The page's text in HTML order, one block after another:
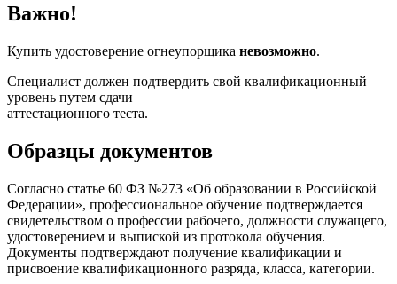
Важно!
Купить удостоверение огнеупорщика невозможно.
Специалист должен подтвердить свой квалификационный
уровень путем сдачи
аттестационного теста.
Образцы документов
Согласно статье 60 ФЗ №273 «Об образовании в Российской
Федерации», профессиональное обучение подтверждается
свидетельством о профессии рабочего, должности служащего,
удостоверением и выпиской из протокола обучения.
Документы подтверждают получение квалификации и
присвоение квалификационного разряда, класса, категории.